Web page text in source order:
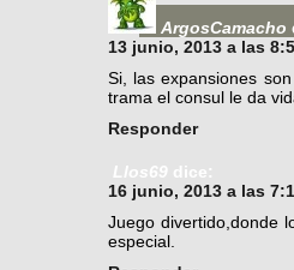
ArgosCamacho
13 junio, 2013 a las
Si, las expansiones
trama el consul le da
Responder
Llos69 dice:
16 junio, 2013 a las
Juego divertido,donde
especial.